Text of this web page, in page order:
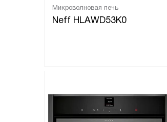
Микроволновая печь
Neff HLAWD53K0